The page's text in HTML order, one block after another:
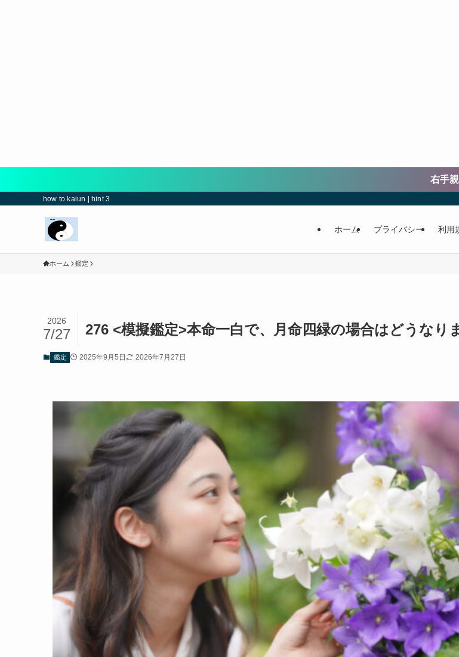
右手親指の下の金星丘
how to kaiun | hint 3
ホーム プライバシー 利用
ホーム 鑑定
276 <模擬鑑定>本命一白で、月命四緑の場合はどうなり
2026
7/27
鑑定 2025年9月5日 2026年7月27日